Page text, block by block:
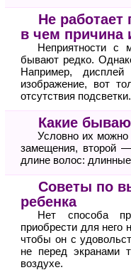
Не работает
в чем причина
Неприятности с
бывают редко.
Например,
изображение, вот
отсутствия подсветки.
Какие
Условно их
замещения, второй
длине волос: длинные
Советы по
ребенка
Нет способа
приобрести для него
чтобы он с
не перед экранами
воздухе.